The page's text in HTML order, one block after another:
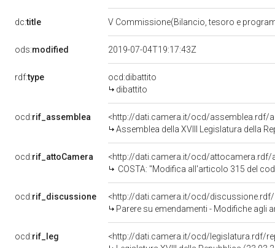
dc:title V Commissione(Bilancio, tesoro e
ods:modified 2019-07-04T19:17:43Z
rdf:type
ocd:dibattito
dibattito
ocd:rif_assemblea
<http://dati.camera.it/ocd/assemblea.rdf/
Assemblea della XVIII Legislatura della
ocd:rif_attoCamera
<http://dati.camera.it/ocd/attocamera.rdf/
COSTA: "Modifica all'articolo 315 del codice di procedura penale, in
ocd:rif_discussione
<http://dati.camera.it/ocd/discussione.rdf/
Parere su emendamenti - Modifiche agli articoli 314 e 315 del codice di
ocd:rif_leg
<http://dati.camera.it/ocd/legislatura.rdf/